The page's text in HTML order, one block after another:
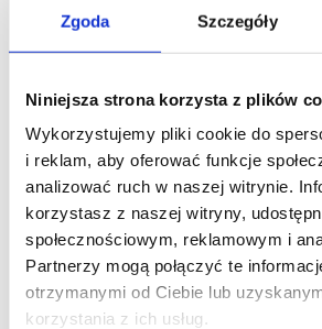
Zgoda Szczegóły
Niniejsza strona korzysta z plików
Wykorzystujemy pliki cookie do
i reklam, aby oferować funkcje
analizować ruch w naszej witrynie.
korzystasz z naszej witryny,
społecznościowym, reklamowym i
Partnerzy mogą połączyć te
otrzymanymi od Ciebie lub
korzystania z ich usług.
Szpilka
Profil tiktok Czerwona
Profil youtube Czerwona
Szpilka
Kontakt